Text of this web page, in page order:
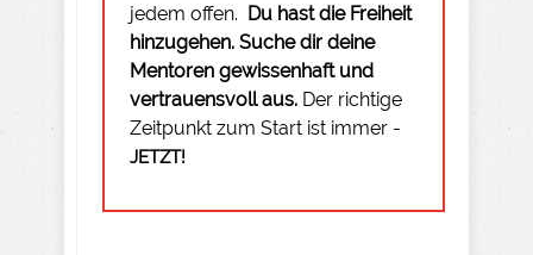
jedem offen. Du hast die Freiheit
hinzugehen. Suche dir deine
Mentoren gewissenhaft und
vertrauensvoll aus. Der richtige
Zeitpunkt zum Start ist immer -
JETZT!